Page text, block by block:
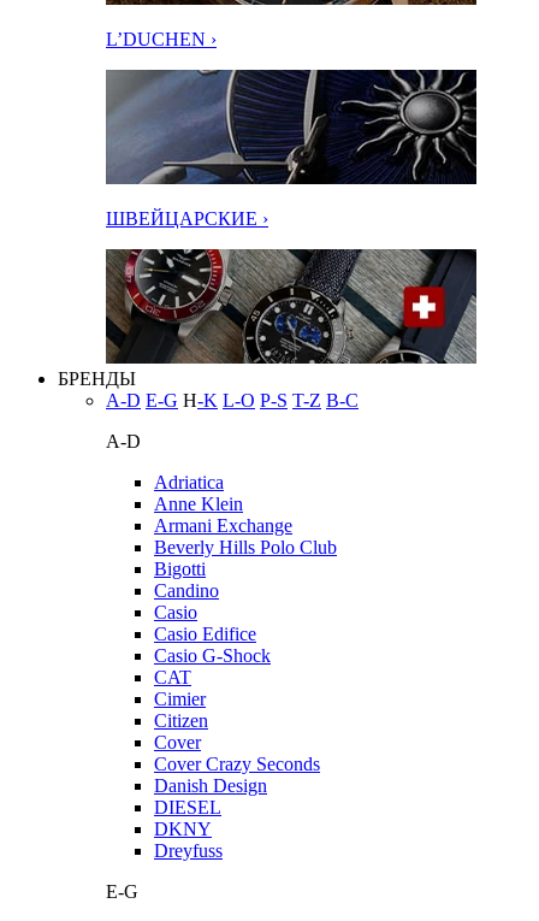
L’DUCHEN ›
ШВЕЙЦАРСКИЕ ›
БРЕНДЫ
A-D E-G H-K L-O P-S T-Z В-С
A-D
Adriatica
Anne Klein
Armani Exchange
Beverly Hills Polo Club
Bigotti
Candino
Casio
Casio Edifice
Casio G-Shock
CAT
Cimier
Citizen
Cover
Cover Crazy Seconds
Danish Design
DIESEL
DKNY
Dreyfuss
E-G